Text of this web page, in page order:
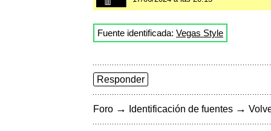
Fuente identificada: Vegas Style
Responder
Foro → Identificación de fuentes →